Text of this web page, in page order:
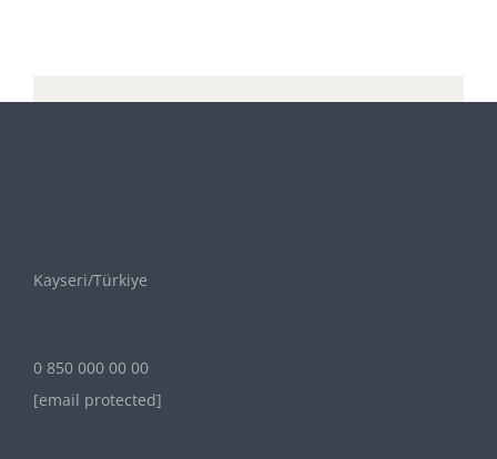
Kayseri/Türkiye
0 850 000 00 00
[email protected]